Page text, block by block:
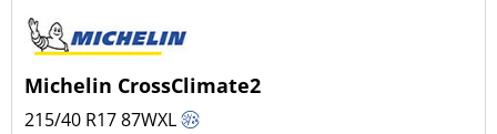
Michelin CrossClimate2
215/40 R1787WXL